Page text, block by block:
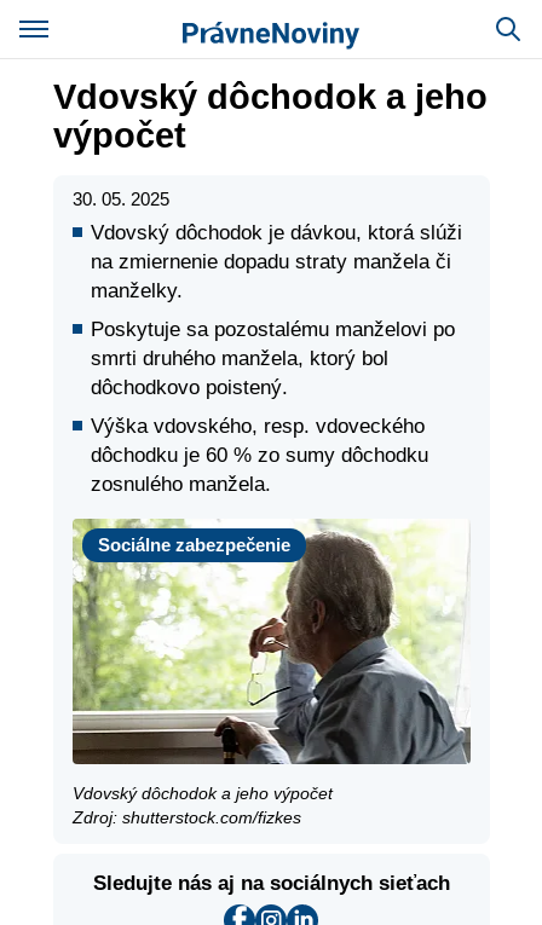
Vdovský dôchodok a jeho
výpočet
30. 05. 2025
Vdovský dôchodok je dávkou, ktorá slúži
na zmiernenie dopadu straty manžela či
manželky.
Poskytuje sa pozostalému manželovi po
smrti druhého manžela, ktorý bol
dôchodkovo poistený.
Výška vdovského, resp. vdoveckého
dôchodku je 60 % zo sumy dôchodku
zosnulého manžela.
Sociálne zabezpečenie
Sociálne zabezpečenie
Vdovský dôchodok a jeho výpočet
Zdroj: shutterstock.com/fizkes
Sledujte nás aj na sociálnych sieťach